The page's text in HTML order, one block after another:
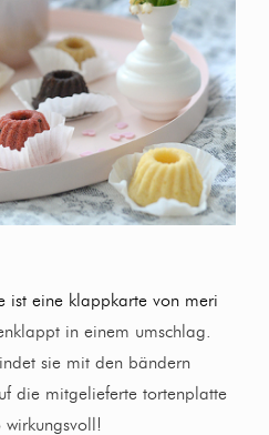
ist eine klappkarte von meri
in einem umschlag.
sie mit den bändern
die mitgelieferte tortenplatte
wirkungsvoll!